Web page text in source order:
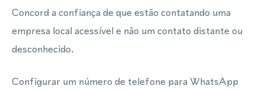
Concord a confiança de que estão contatando uma
empresa local acessível e não um contato distante ou
desconhecido.
Configurar um número de telefone para WhatsApp